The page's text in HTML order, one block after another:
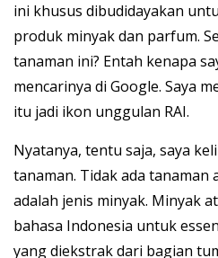
ini khusus dibudidayakan
produk minyak dan parfum.
tanaman ini? Entah kenapa
mencarinya di Google. Saya
itu jadi ikon unggulan RAI.
Nyatanya, tentu saja, saya
tanaman. Tidak ada tanaman
adalah jenis minyak. Minyak
bahasa Indonesia untuk
yang diekstrak dari bagian